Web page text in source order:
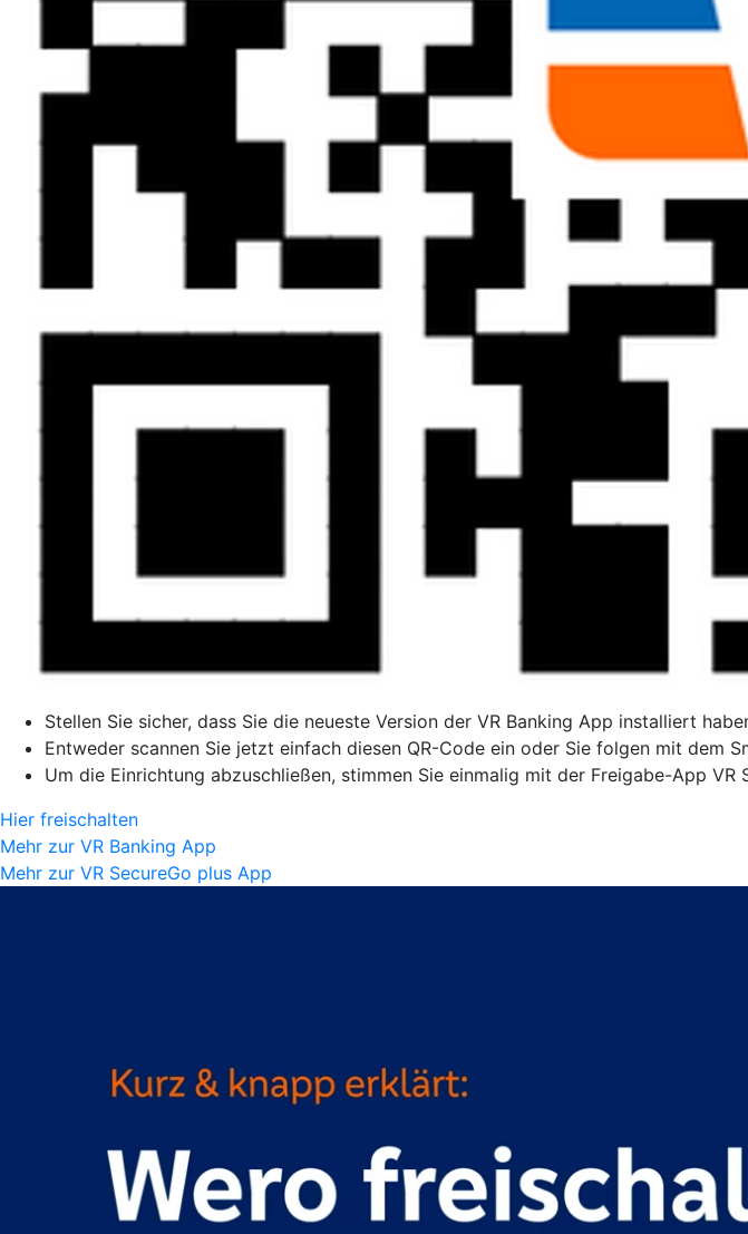
Stellen Sie sicher, dass Sie die neueste Version der VR Banking App installiert
Entweder scannen Sie jetzt einfach diesen QR-Code ein oder Sie folgen mit dem
Um die Einrichtung abzuschließen, stimmen Sie einmalig mit der Freigabe-App
Hier freischalten
Mehr zur VR Banking App
Mehr zur VR SecureGo plus App